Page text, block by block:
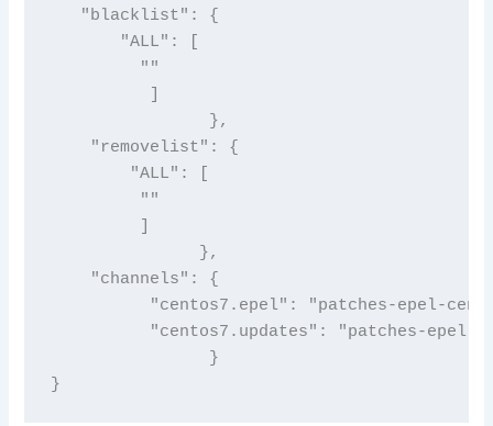
   "blacklist": {
       "ALL": [
         ""
                },
    "removelist": {
        "ALL": [
         ""
               },
    "channels": {
"centos7.epel": "patches-epel-
"centos7.updates": "patches-epel-
                }
}